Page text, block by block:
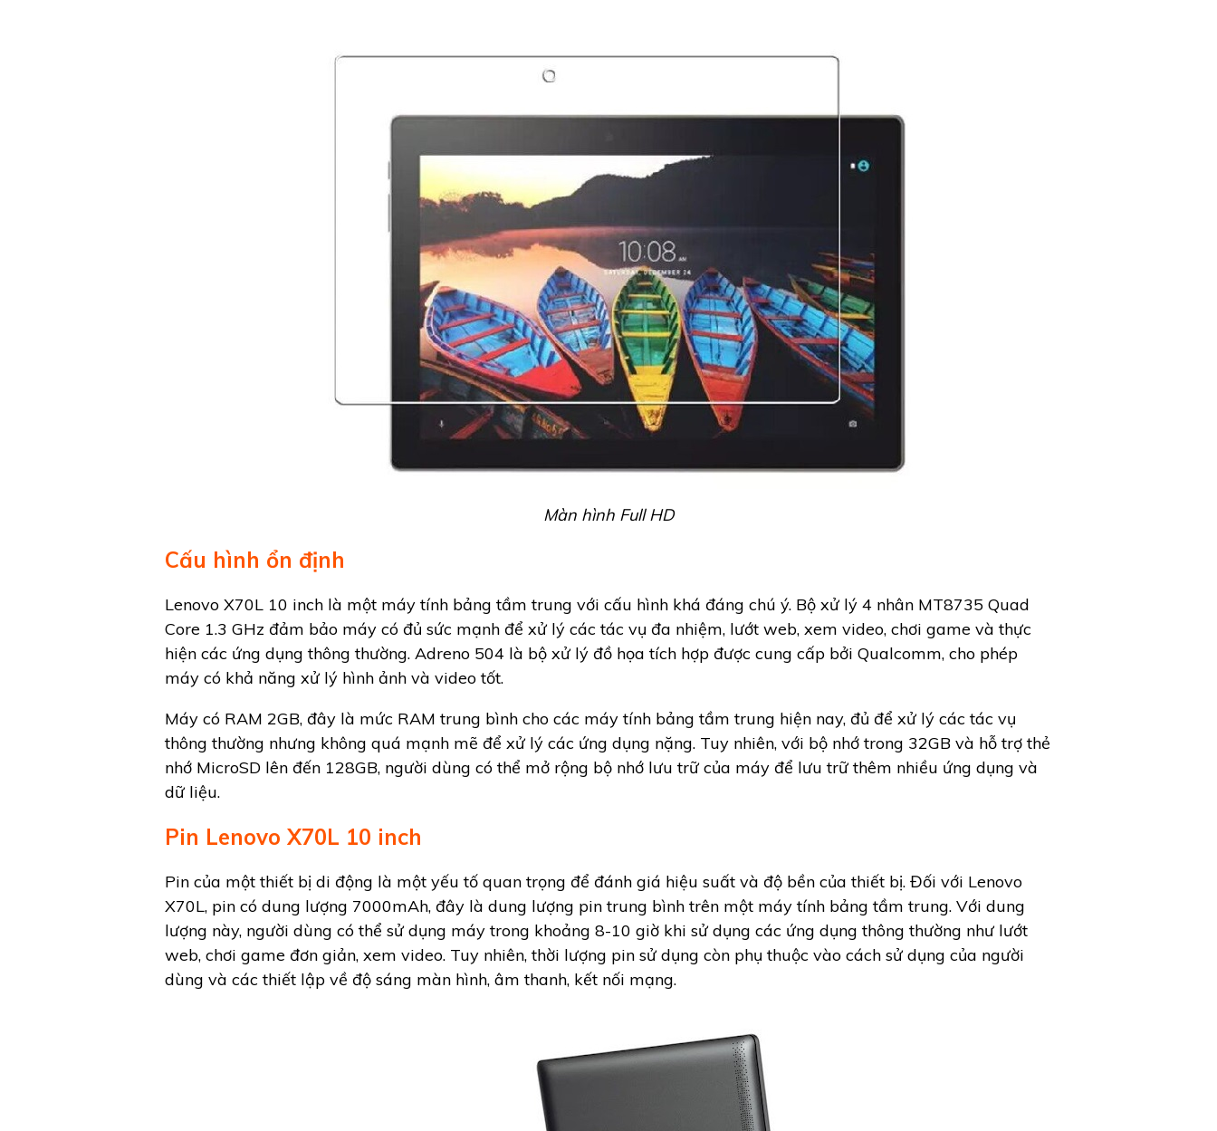
Màn hình Full HD
Cấu hình ổn định
Lenovo X70L 10 inch là một máy tính bảng tầm trung với cấu hình khá đáng chú ý. Bộ xử lý 4 nhân MT8735 Quad
Core 1.3 GHz đảm bảo máy có đủ sức mạnh để xử lý các tác vụ đa nhiệm, lướt web, xem video, chơi game và thực
hiện các ứng dụng thông thường. Adreno 504 là bộ xử lý đồ họa tích hợp được cung cấp bởi Qualcomm, cho phép
máy có khả năng xử lý hình ảnh và video tốt.
Máy có RAM 2GB, đây là mức RAM trung bình cho các máy tính bảng tầm trung hiện nay, đủ để xử lý các tác vụ
thông thường nhưng không quá mạnh mẽ để xử lý các ứng dụng nặng. Tuy nhiên, với bộ nhớ trong 32GB và hỗ trợ thẻ
nhớ MicroSD lên đến 128GB, người dùng có thể mở rộng bộ nhớ lưu trữ của máy để lưu trữ thêm nhiều ứng dụng và
dữ liệu.
Pin Lenovo X70L 10 inch
Pin của một thiết bị di động là một yếu tố quan trọng để đánh giá hiệu suất và độ bền của thiết bị. Đối với Lenovo
X70L, pin có dung lượng 7000mAh, đây là dung lượng pin trung bình trên một máy tính bảng tầm trung. Với dung
lượng này, người dùng có thể sử dụng máy trong khoảng 8-10 giờ khi sử dụng các ứng dụng thông thường như lướt
web, chơi game đơn giản, xem video. Tuy nhiên, thời lượng pin sử dụng còn phụ thuộc vào cách sử dụng của người
dùng và các thiết lập về độ sáng màn hình, âm thanh, kết nối mạng.